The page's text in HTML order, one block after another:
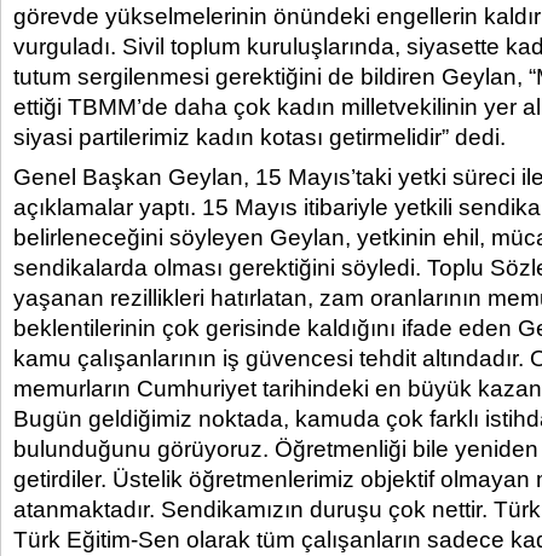
görevde yükselmelerinin önündeki engellerin
vurguladı. Sivil toplum kuruluşlarında, siyasette
tutum sergilenmesi gerektiğini de bildiren Geylan,
ettiği TBMM’de daha çok kadın milletvekilinin yer
siyasi partilerimiz kadın kotası getirmelidir” dedi.
Genel Başkan Geylan, 15 Mayıs’taki yetki süreci
açıklamalar yaptı. 15 Mayıs itibariyle yetkili
belirleneceğini söyleyen Geylan, yetkinin ehil,
sendikalarda olması gerektiğini söyledi. Toplu
yaşanan rezillikleri hatırlatan, zam oranlarının
beklentilerinin çok gerisinde kaldığını ifade eden
kamu çalışanlarının iş güvencesi tehdit
memurların Cumhuriyet tarihindeki en büyük
Bugün geldiğimiz noktada, kamuda çok farklı
bulunduğunu görüyoruz. Öğretmenliği bile
getirdiler. Üstelik öğretmenlerimiz objektif olmayan
atanmaktadır. Sendikamızın duruşu çok nettir.
Türk Eğitim-Sen olarak tüm çalışanların sadece